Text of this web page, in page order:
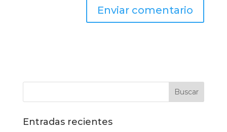
Entradas recientes